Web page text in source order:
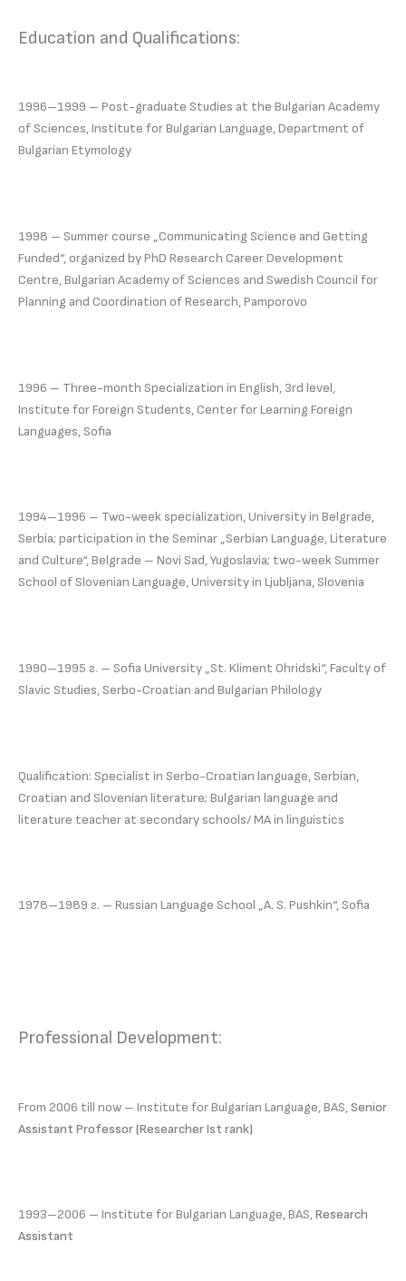
Education and Qualifications:
1996–1999 – Post-graduate Studies at the Bulgarian Academy
of Sciences, Institute for Bulgarian Language, Department of
Bulgarian Etymology
1998 – Summer course „Communicating Science and Getting
Funded“, organized by PhD Research Career Development
Centre, Bulgarian Academy of Sciences and Swedish Council for
Planning and Coordination of Research, Pamporovo
1996 – Three-month Specialization in English, 3rd level,
Institute for Foreign Students, Center for Learning Foreign
Languages, Sofia
1994–1996 – Two-week specialization, University in Belgrade,
Serbia; participation in the Seminar „Serbian Language, Literature
and Culture“, Belgrade – Novi Sad, Yugoslavia; two-week Summer
School of Slovenian Language, University in Ljubljana, Slovenia
1990–1995 г. – Sofia University „St. Kliment Ohridski“, Faculty of
Slavic Studies, Serbo-Croatian and Bulgarian Philology
Qualification: Specialist in Serbo-Croatian language, Serbian,
Croatian and Slovenian literature; Bulgarian language and
literature teacher at secondary schools/ MA in linguistics
1978–1989 г. – Russian Language School „A. S. Pushkin“, Sofia
Professional Development:
From 2006 till now – Institute for Bulgarian Language, BAS,Senior
Assistant Professor (Researcher Ist rank)
1993–2006 – Institute for Bulgarian Language, BAS,Research
Assistant